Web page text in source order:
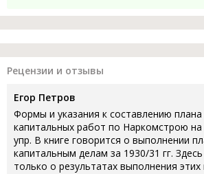
Рецензии и отзывы
Егор Петров
Формы и указания к составлению
капитальных работ по Наркомстрою на
упр. В книге говорится о выполнении
капитальным делам за 1930/31 гг.
только о результатах выполнения этих